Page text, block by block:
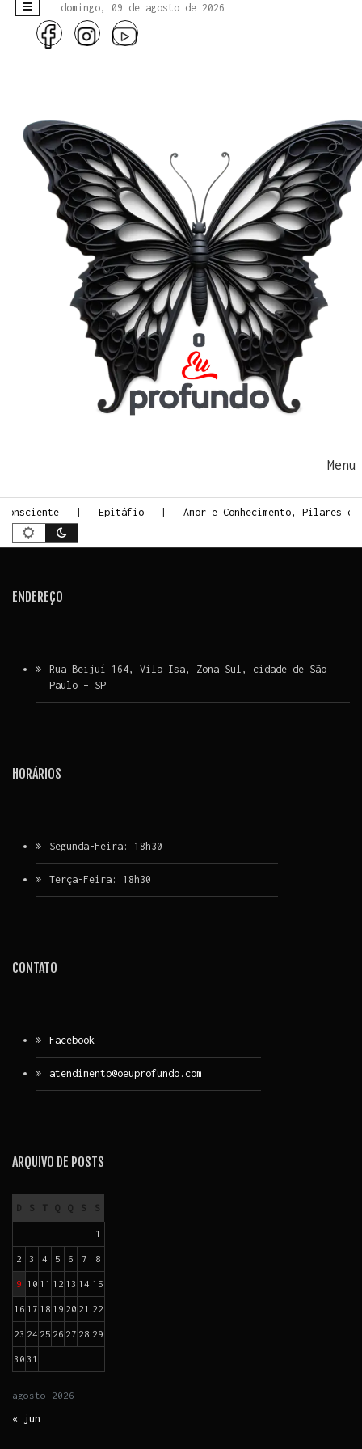
domingo, 09 de agosto de 2026
Epitáfio Amor e Conhecimento, Pilares
ENDEREÇO
Rua Beijuí 164, Vila Isa, Zona Sul, cidade de São
Paulo – SP
HORÁRIOS
Segunda-Feira: 18h30
Terça-Feira: 18h30
CONTATO
Facebook
atendimento@oeuprofundo.com
ARQUIVO DE POSTS
agosto 2026
D S T Q Q S S
1
2 3 4 5 6 7 8
9 10 11 12 13 14 15
16 17 18 19 20 21 22
23 24 25 26 27 28 29
30 31
« jun